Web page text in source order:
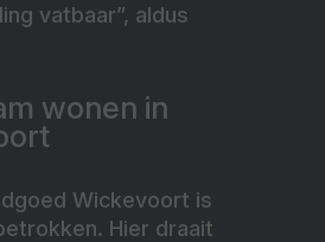
vatbaar”, aldus
wonen in
Wickevoort is
Hier draait